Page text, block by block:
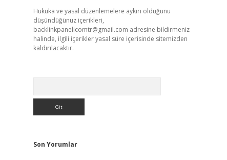
Hukuka ve yasal düzenlemelere aykırı olduğunu
düşündüğünüz içerikleri,
backlinkpanelicomtr@gmail.com adresine bildirmeniz
halinde, ilgili içerikler yasal süre içerisinde sitemizden
kaldırılacaktır.
Son Yorumlar